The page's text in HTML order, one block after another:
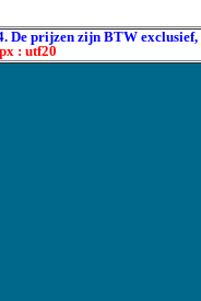
De prijzen zijn BTW
: utf20